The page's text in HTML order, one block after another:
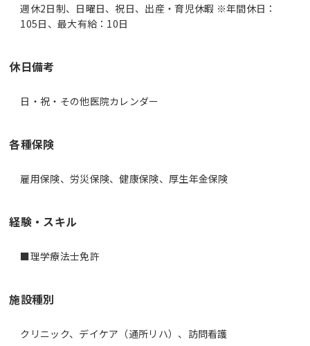
週休2日制、日曜日、祝日、出産・育児休暇 ※年間休日：
105日、最大有給：10日
休日備考
日・祝・その他医院カレンダー
各種保険
雇用保険、労災保険、健康保険、厚生年金保険
経験・スキル
■理学療法士免許
施設種別
クリニック、デイケア（通所リハ）、訪問看護